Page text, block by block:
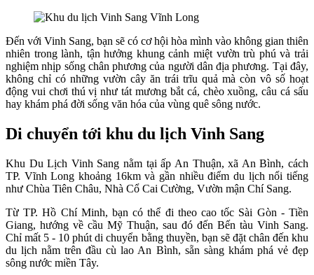
Đến với Vinh Sang, bạn sẽ có cơ hội hòa mình vào không gian thiên
nhiên trong lành, tận hưởng khung cảnh miệt vườn trù phú và trải
nghiệm nhịp sống chân phương của người dân địa phương. Tại đây,
không chỉ có những vườn cây ăn trái trĩu quả mà còn vô số hoạt
động vui chơi thú vị như tát mương bắt cá, chèo xuồng, câu cá sấu
hay khám phá đời sống văn hóa của vùng quê sông nước.
Di chuyển tới khu du lịch Vinh Sang
Khu Du Lịch Vinh Sang nằm tại ấp An Thuận, xã An Bình, cách
TP. Vĩnh Long khoảng 16km và gần nhiều điểm du lịch nổi tiếng
như Chùa Tiên Châu, Nhà Cổ Cai Cường, Vườn mận Chí Sang.
Từ TP. Hồ Chí Minh, bạn có thể đi theo cao tốc Sài Gòn - Tiền
Giang, hướng về cầu Mỹ Thuận, sau đó đến Bến tàu Vinh Sang.
Chỉ mất 5 - 10 phút di chuyển bằng thuyền, bạn sẽ đặt chân đến khu
du lịch nằm trên đầu cù lao An Bình, sẵn sàng khám phá vẻ đẹp
sông nước miền Tây.